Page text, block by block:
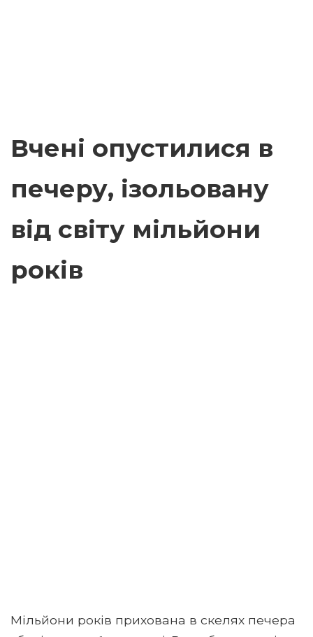
Вчені опустилися в
печеру, ізольовану
від світу мільйони
років
Мільйони років прихована в скелях печера